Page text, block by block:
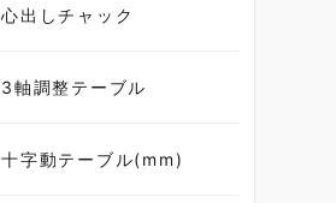
心出しチャック
3軸調整テーブル
十字動テーブル(mm)